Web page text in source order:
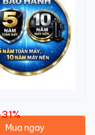
Mua ngay